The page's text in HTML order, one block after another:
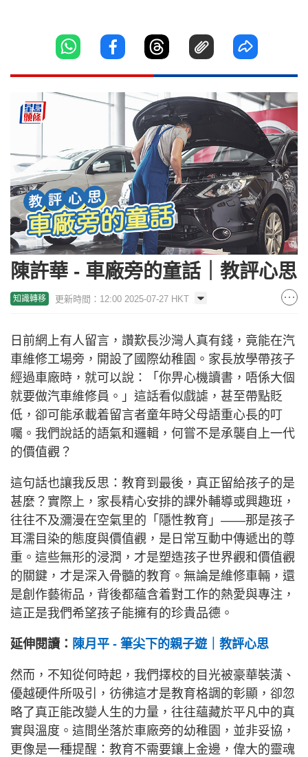
陳許華 - 車廠旁的童話｜教評心思
知識轉移 更新時間：12:00 2025-07-27 HKT
日前網上有人留言，讚歎長沙灣人真有錢，竟能在汽
車維修工場旁，開設了國際幼稚園。家長放學帶孩子
經過車廠時，就可以說：「你畀心機讀書，唔係大個
就要做汽車維修員。」這話看似戲謔，甚至帶點貶
低，卻可能承載着留言者童年時父母語重心長的叮
囑。我們說話的語氣和邏輯，何嘗不是承襲自上一代
的價值觀？
這句話也讓我反思：教育到最後，真正留給孩子的是
甚麼？實際上，家長精心安排的課外輔導或興趣班，
往往不及瀰漫在空氣里的「隱性教育」——那是孩子
耳濡目染的態度與價值觀，是日常互動中傳遞出的尊
重。這些無形的浸潤，才是塑造孩子世界觀和價值觀
的關鍵，才是深入骨髓的教育。無論是維修車輛，還
是創作藝術品，背後都蘊含着對工作的熱愛與專注，
這正是我們希望孩子能擁有的珍貴品德。
延伸閱讀： 陳月平 - 筆尖下的親子遊｜教評心思
然而，不知從何時起，我們擇校的目光被豪華裝潢、
優越硬件所吸引，彷彿這才是教育格調的彰顯，卻忽
略了真正能改變人生的力量，往往蘊藏於平凡中的真
實與溫度。這間坐落於車廠旁的幼稚園，並非妥協，
更像是一種提醒：教育不需要鑲上金邊，偉大的靈魂